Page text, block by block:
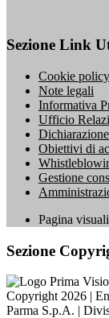
Sezione Link
Cookie policy
Note legali
Informativa
Ufficio
Obiettivi di
Gestione
Pagina
Sezione
Copyright 2026 |
Parma S.p.A. |